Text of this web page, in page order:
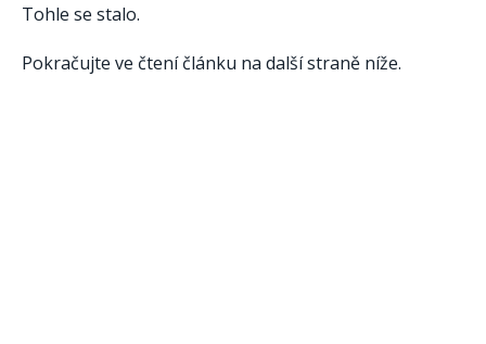
Tohle se stalo.
Pokračujte ve čtení článku na další straně níže.